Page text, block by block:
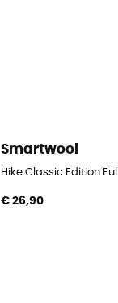
Smartwool
Hike Classic Edition
€ 26,90